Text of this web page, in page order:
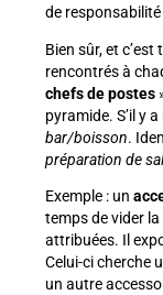
de responsabilité
Bien sûr, et
rencontrés à
chefs de postes
pyramide. S’il y
bar/boisson.
préparation de
Exemple : un
temps de vider la
attribuées. Il
Celui-ci cherche
un autre